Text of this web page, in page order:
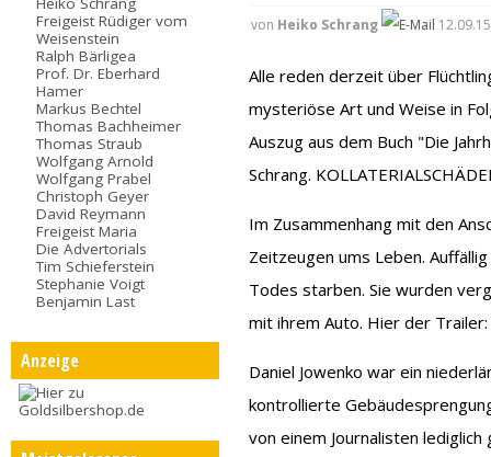
Freigeist Rüdiger vom
Weisenstein
Ralph Bärligea
Prof. Dr. Eberhard
Hamer
Markus Bechtel
Thomas Bachheimer
Thomas Straub
Wolfgang Arnold
Wolfgang Prabel
Christoph Geyer
David Reymann
Freigeist Maria
Die Advertorials
Tim Schieferstein
Stephanie Voigt
Benjamin Last
Anzeige
von Heiko Schrang
Alle reden derzeit über
mysteriöse Art und Weise in
Auszug aus dem Buch "Die
Schrang.
Im Zusammenhang mit den
Zeitzeugen ums Leben.
Todes starben. Sie wurden
mit ihrem Auto. Hier der
Daniel Jowenko war ein
kontrollierte
von einem Journalisten